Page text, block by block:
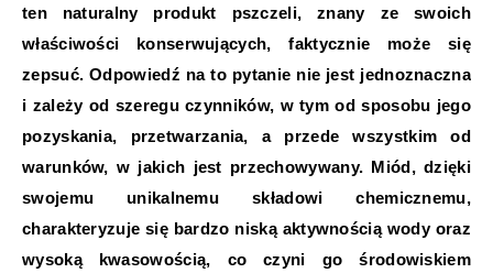
ten naturalny produkt pszczeli, znany ze swoich
właściwości konserwujących, faktycznie może się
zepsuć. Odpowiedź na to pytanie nie jest jednoznaczna
i zależy od szeregu czynników, w tym od sposobu jego
pozyskania, przetwarzania, a przede wszystkim od
warunków, w jakich jest przechowywany. Miód, dzięki
swojemu unikalnemu składowi chemicznemu,
charakteryzuje się bardzo niską aktywnością wody oraz
wysoką kwasowością, co czyni go środowiskiem